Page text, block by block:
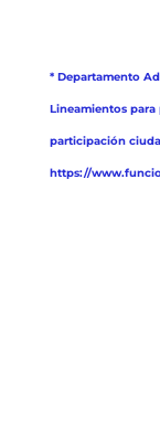
* Departamento
Lineamientos
participación
https://